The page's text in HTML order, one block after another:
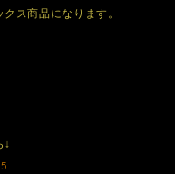
ス商品になります。
↓